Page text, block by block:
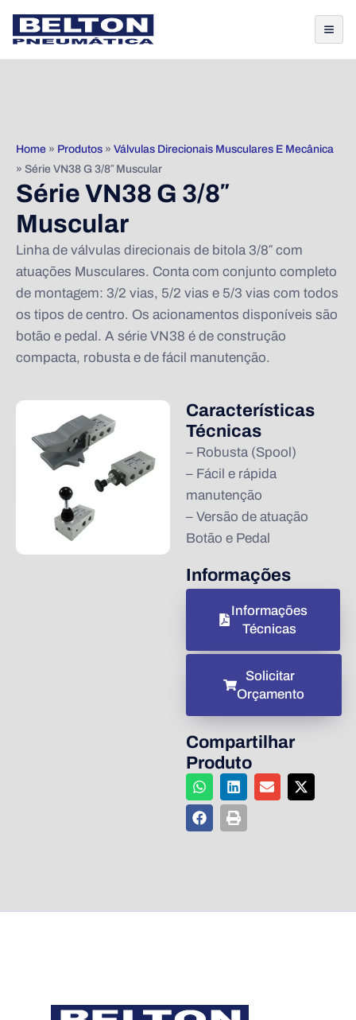
Home » Produtos » Válvulas Direcionais Musculares E Mecânica
» Série VN38 G 3/8″ Muscular
Série VN38 G 3/8″
Muscular
Linha de válvulas direcionais de bitola 3/8″ com
atuações Musculares. Conta com conjunto completo
de montagem: 3/2 vias, 5/2 vias e 5/3 vias com todos
os tipos de centro. Os acionamentos disponíveis são
botão e pedal. A série VN38 é de construção
compacta, robusta e de fácil manutenção.
Características
Técnicas
– Robusta (Spool)
– Fácil e rápida
manutenção
– Versão de atuação
Botão e Pedal
Informações
Informações
Técnicas
Solicitar
Orçamento
Compartilhar
Produto